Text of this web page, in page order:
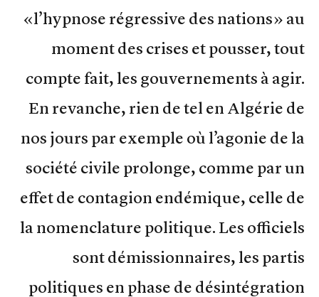
«l’hypnose régressive des nations» au
moment des crises et pousser, tout
compte fait, les gouvernements à agir.
En revanche, rien de tel en Algérie de
nos jours par exemple où l’agonie de la
société civile prolonge, comme par un
effet de contagion endémique, celle de
la nomenclature politique. Les officiels
sont démissionnaires, les partis
politiques en phase de désintégration